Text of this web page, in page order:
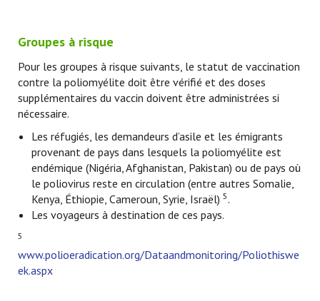
Groupes à risque
Pour les groupes à risque suivants, le statut de vaccination
contre la poliomyélite doit être vérifié et des doses
supplémentaires du vaccin doivent être administrées si
nécessaire.
Les réfugiés, les demandeurs d’asile et les émigrants
provenant de pays dans lesquels la poliomyélite est
endémique (Nigéria, Afghanistan, Pakistan) ou de pays où
le poliovirus reste en circulation (entre autres Somalie,
Kenya, Éthiopie, Cameroun, Syrie, Israël)5.
Les voyageurs à destination de ces pays.
5
www.polioeradication.org/Dataandmonitoring/Poliothiswe
ek.aspx